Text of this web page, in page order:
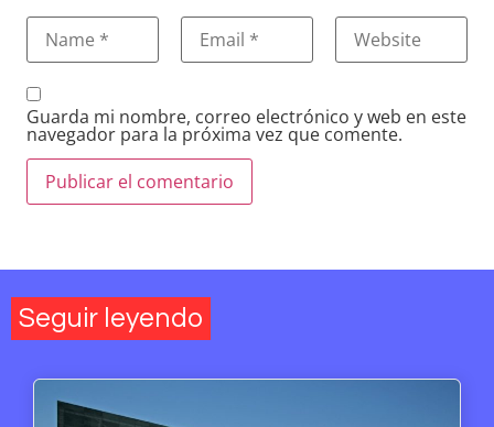
Guarda mi nombre, correo electrónico y web en este
navegador para la próxima vez que comente.
Seguir leyendo